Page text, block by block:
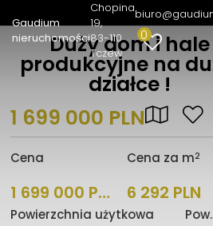
Gaudium
nieruchomości
Chopina
19
83-110
Tczew
0
Duży dom i hale
produkcyjne na
działce !
1 699 000 PLN
Cena
1 699 000 PLN
Cena za m2
6 292 PLN
Powierzchnia użytkowa